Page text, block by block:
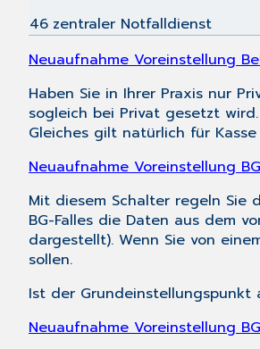
46 zentraler Notfalldienst
Neuaufnahme Voreinstellung
Haben Sie in Ihrer Praxis nur
sogleich bei Privat gesetzt
Gleiches gilt natürlich für
Neuaufnahme Voreinstellung
Mit diesem Schalter regeln Sie
BG-Falles die Daten aus dem
dargestellt). Wenn Sie von
sollen.
Ist der Grundeinstellungspunkt
Neuaufnahme Voreinstellung